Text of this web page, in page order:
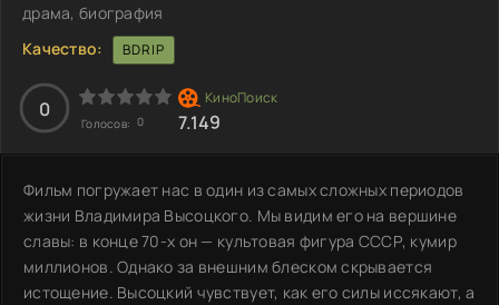
драма, биография
Качество:
BDRIP
0
Голосов: 0 7.149
Фильм погружает нас в один из самых сложных периодов
жизни Владимира Высоцкого. Мы видим его на вершине
славы: в конце 70-х он — культовая фигура СССР, кумир
миллионов. Однако за внешним блеском скрывается
истощение. Высоцкий чувствует, как его силы иссякают, а